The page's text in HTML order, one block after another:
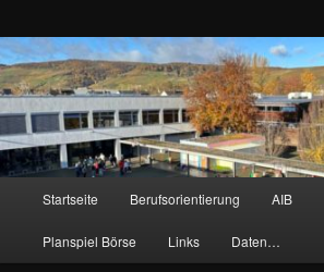
Startseite Berufsorientierung AIB
Planspiel Börse Links Daten…